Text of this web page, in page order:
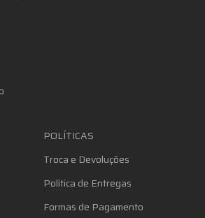
POLÍTICAS
Troca e Devoluções
Política de Entregas
Formas de Pagamento